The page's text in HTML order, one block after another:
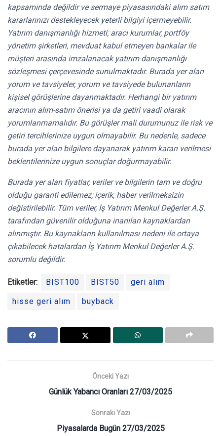
kapsamında değildir ve sermaye piyasasındaki alım satım
kararlarınızı destekleyecek yeterli bilgiyi içermeyebilir.
Yatırım danışmanlığı hizmeti; aracı kurumlar, portföy
yönetim şirketleri, mevduat kabul etmeyen bankalar ile
müşteri arasında imzalanacak yatırım danışmanlığı
sözleşmesi çerçevesinde sunulmaktadır. Burada yer alan
yorum ve tavsiyeler, yorum ve tavsiyede bulunanların
kişisel görüşlerine dayanmaktadır. Herhangi bir yatırım
aracının alım-satım önerisi ya da getiri vaadi olarak
yorumlanmamalıdır. Bu görüşler mali durumunuz ile risk ve
getiri tercihlerinize uygun olmayabilir. Bu nedenle, sadece
burada yer alan bilgilere dayanarak yatırım kararı verilmesi
beklentilerinize uygun sonuçlar doğurmayabilir.
Burada yer alan fiyatlar, veriler ve bilgilerin tam ve doğru
olduğu garanti edilemez; içerik, haber verilmeksizin
değistirilebilir. Tüm veriler, İş Yatırım Menkul Değerler A.Ş.
tarafından güvenilir olduğuna inanılan kaynaklardan
alınmıştır. Bu kaynakların kullanılması nedeni ile ortaya
çıkabilecek hatalardan İş Yatırım Menkul Değerler A.Ş.
sorumlu değildir.
Etiketler: BIST100 BIST50 geri alım
hisse geri alım buyback
Önceki Yazı
Günlük Yabancı Oranları 27/03/2025
Sonraki Yazı
Piyasalarda Bugün 27/03/2025